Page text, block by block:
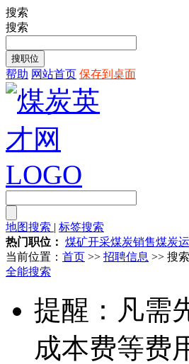
搜索
搜索
帮助 网站首页 保存到桌面
地图搜索 | 标签搜索
热门职位： 煤矿开采煤炭销售煤炭
当前位置： 首页 >> 招聘信息 >> 搜
全能搜索
提醒：凡需
成本费等费